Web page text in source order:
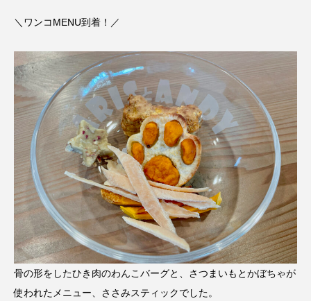
＼ワンコMENU到着！／
骨の形をしたひき肉のわんこバーグと、さつまいもとかぼちゃが
使われたメニュー、ささみスティックでした。